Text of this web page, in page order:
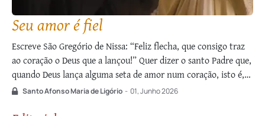
Seu amor é fiel
Escreve São Gregório de Nissa: “Feliz flecha, que consigo traz
ao coração o Deus que a lançou!” Quer dizer o santo Padre que,
quando Deus lança alguma seta de amor num coração, isto é,
alguma luz especial com que o faz conhecer sua bondade, o
Santo Afonso Maria de Ligório - 01, Junho 2026